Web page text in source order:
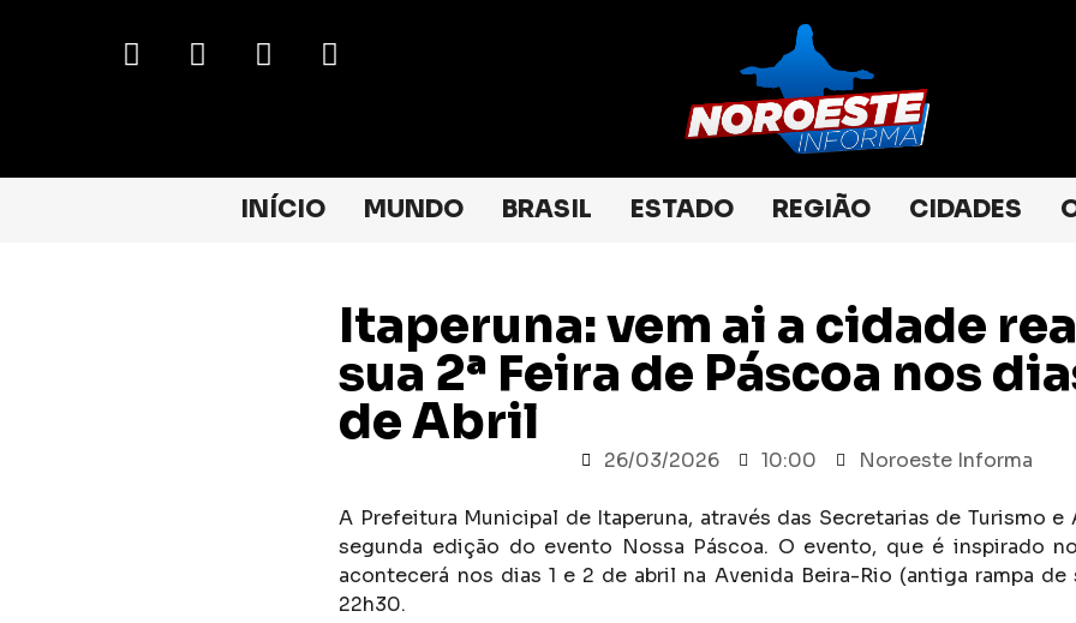
INÍCIO MUNDO BRASIL ESTADO REGIÃO CIDADES
Itaperuna: vem ai a cidade
sua 2ª Feira de Páscoa nos
de Abril
26/03/2026 10:00 Noroeste Informa
A Prefeitura Municipal de Itaperuna, através das Secretarias de Turismo e
segunda edição do evento Nossa Páscoa. O evento, que é inspirado
acontecerá nos dias 1 e 2 de abril na Avenida Beira-Rio (antiga rampa de
22h30.